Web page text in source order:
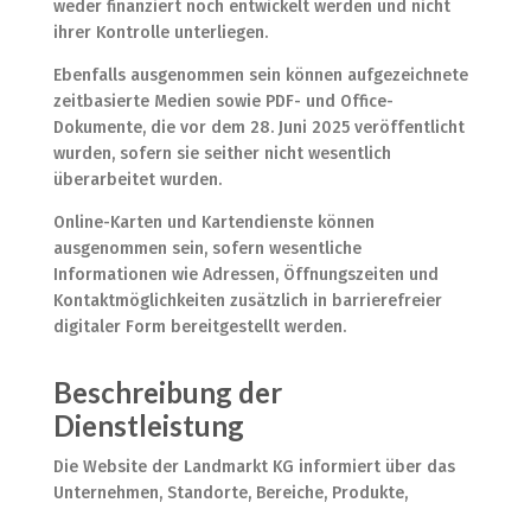
weder finanziert noch entwickelt werden und nicht
ihrer Kontrolle unterliegen.
Ebenfalls ausgenommen sein können aufgezeichnete
zeitbasierte Medien sowie PDF- und Office-
Dokumente, die vor dem 28. Juni 2025 veröffentlicht
wurden, sofern sie seither nicht wesentlich
überarbeitet wurden.
Online-Karten und Kartendienste können
ausgenommen sein, sofern wesentliche
Informationen wie Adressen, Öffnungszeiten und
Kontaktmöglichkeiten zusätzlich in barrierefreier
digitaler Form bereitgestellt werden.
Beschreibung der
Dienstleistung
Die Website der Landmarkt KG informiert über das
Unternehmen, Standorte, Bereiche, Produkte,